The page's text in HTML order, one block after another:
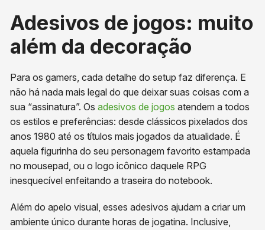
Adesivos de jogos: muito
além da decoração
Para os gamers, cada detalhe do setup faz diferença. E
não há nada mais legal do que deixar suas coisas com a
sua “assinatura”. Osadesivos de jogos atendem a todos
os estilos e preferências: desde clássicos pixelados dos
anos 1980 até os títulos mais jogados da atualidade. É
aquela figurinha do seu personagem favorito estampada
no mousepad, ou o logo icônico daquele RPG
inesquecível enfeitando a traseira do notebook.
Além do apelo visual, esses adesivos ajudam a criar um
ambiente único durante horas de jogatina. Inclusive,